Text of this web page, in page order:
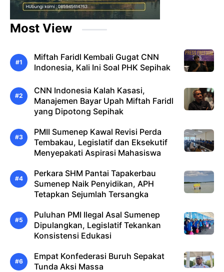
Most View
Miftah Faridl Kembali Gugat CNN
Indonesia, Kali Ini Soal PHK Sepihak
CNN Indonesia Kalah Kasasi,
Manajemen Bayar Upah Miftah Faridl
yang Dipotong Sepihak
PMII Sumenep Kawal Revisi Perda
Tembakau, Legislatif dan Eksekutif
Menyepakati Aspirasi Mahasiswa
Perkara SHM Pantai Tapakerbau
Sumenep Naik Penyidikan, APH
Tetapkan Sejumlah Tersangka
Puluhan PMI Ilegal Asal Sumenep
Dipulangkan, Legislatif Tekankan
Konsistensi Edukasi
Empat Konfederasi Buruh Sepakat
Tunda Aksi Massa